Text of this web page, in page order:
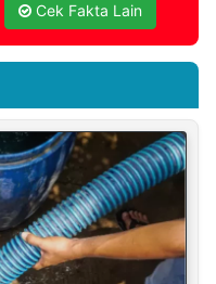
Cek Fakta Lain